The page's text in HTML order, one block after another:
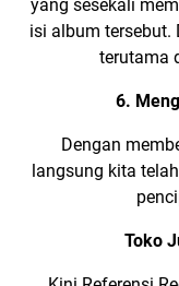
yang sesekali
isi album tersebut.
terutama
6.
Dengan
langsung kita
Toko